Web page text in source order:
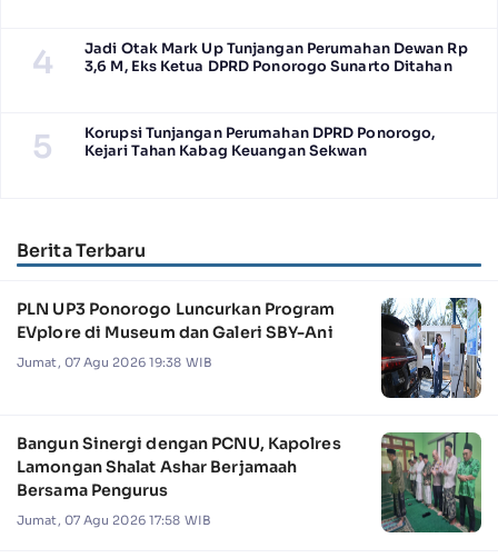
4
Jadi Otak Mark Up Tunjangan Perumahan Dewan Rp
3,6 M, Eks Ketua DPRD Ponorogo Sunarto Ditahan
5
Korupsi Tunjangan Perumahan DPRD Ponorogo,
Kejari Tahan Kabag Keuangan Sekwan
Berita Terbaru
PLN UP3 Ponorogo Luncurkan Program
EVplore di Museum dan Galeri SBY-Ani
Jumat, 07 Agu 2026 19:38 WIB
Bangun Sinergi dengan PCNU, Kapolres
Lamongan Shalat Ashar Berjamaah
Bersama Pengurus
Jumat, 07 Agu 2026 17:58 WIB